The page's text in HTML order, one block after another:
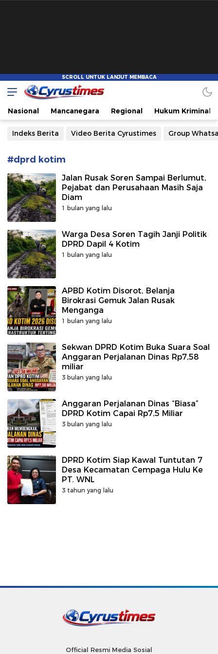
Cyrustimes.com
Cepat Tajam dan Akurat
Nasional Mancanegara Regional Hukum Kriminal
Indeks Berita Video Berita Cyrustimes Group
#dprd kotim
Jalan Rusak Soren Sampai Berlumut,
Pejabat dan Perusahaan Masih Saja
Diam
1 bulan yang lalu
Warga Desa Soren Tagih Janji Politik
DPRD Dapil 4 Kotim
1 bulan yang lalu
APBD Kotim Disorot, Belanja
Birokrasi Gemuk Jalan Rusak
Menganga
1 bulan yang lalu
Sekwan DPRD Kotim Buka Suara Soal
Anggaran Perjalanan Dinas Rp7,58
miliar
3 bulan yang lalu
Anggaran Perjalanan Dinas “Biasa”
DPRD Kotim Capai Rp7,5 Miliar
3 bulan yang lalu
DPRD Kotim Siap Kawal Tuntutan 7
Desa Kecamatan Cempaga Hulu Ke
PT. WNL
3 tahun yang lalu
Official Resmi Media Sosial